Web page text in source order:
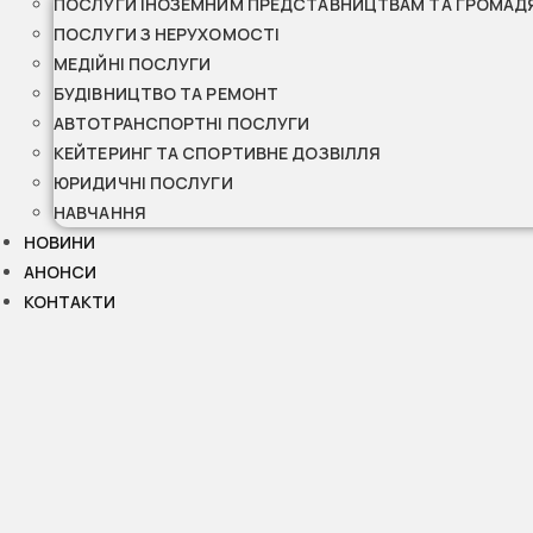
ПОСЛУГИ З НЕРУХОМОСТІ
МЕДІЙНІ ПОСЛУГИ
БУДІВНИЦТВО ТА РЕМОНТ
АВТОТРАНСПОРТНІ ПОСЛУГИ
КЕЙТЕРИНГ ТА СПОРТИВНЕ ДОЗВІЛЛЯ
ЮРИДИЧНІ ПОСЛУГИ
НАВЧАННЯ
НОВИНИ
АНОНСИ
КОНТАКТИ